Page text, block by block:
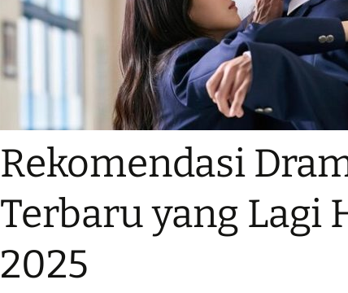
Rekomendasi
Terbaru yang Lagi
2025